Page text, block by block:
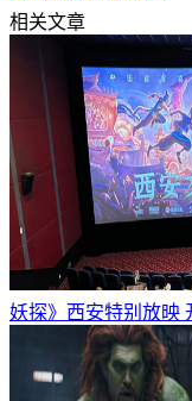
相关文章
妖探》西安特别放映